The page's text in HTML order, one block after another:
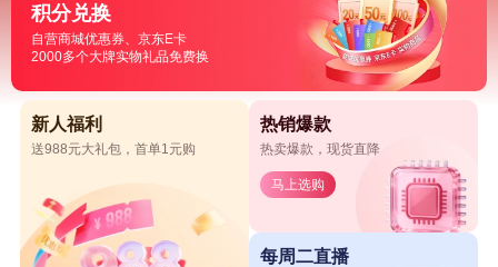
积分兑换
自营商城优惠券、京东E卡
2000多个大牌实物礼品免费换
新人福利
送988元大礼包，首单1元购
热销爆款
热卖爆款，现货直降
马上选购
每周二直播